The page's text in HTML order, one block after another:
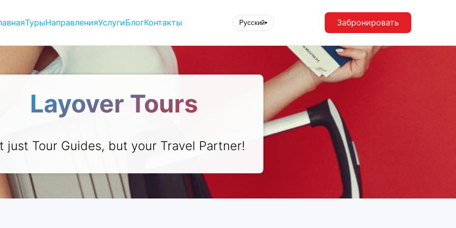
ТурыНаправленияУслугиБлогКонтакты Русский▾ Забронировать
Layover Tours
just Tour Guides, but your Travel Partner!